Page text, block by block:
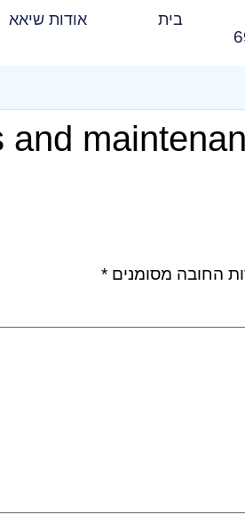
בית אודות שיאא
and
החובה מסומנים *